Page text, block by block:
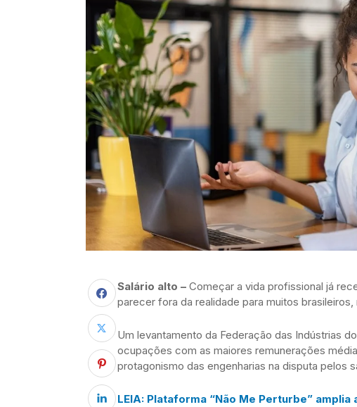
Salário alto – Começar a vida profissional já
parecer fora da realidade para muitos
Um levantamento da Federação das Indústrias
ocupações com as maiores remunerações
protagonismo das engenharias na disputa pelos
LEIA: Plataforma “Não Me Perturbe”